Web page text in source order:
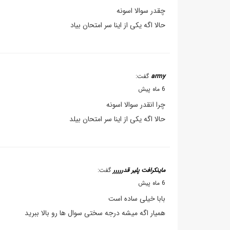
چقدر سوالا اسونه
حالا اگه یکی از اینا سر امتحان بیاد
army گفت:
6 ماه پیش
چرا انقدر سوالا اسونه
حالا اگه یکی از اینا سر امتحان بیلد
ماینکرافت پلیر قدررررر گفت:
6 ماه پیش
بابا خیلی ساده است
همیار اگه میشه درجه سختی سوال ها رو بالا ببرید